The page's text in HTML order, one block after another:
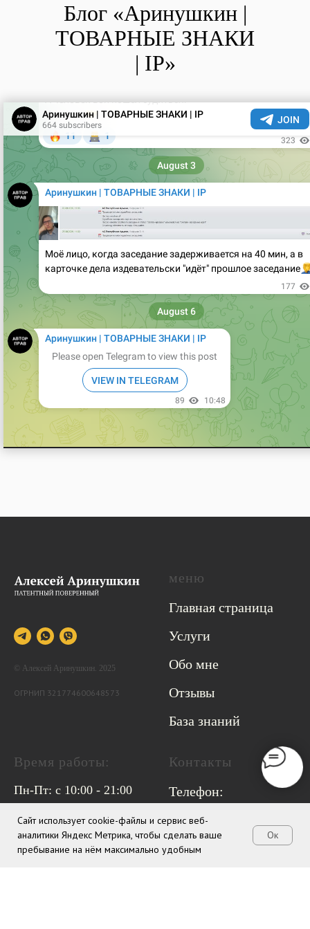
Сайт использует cookie-файлы и сервис веб-
аналитики Яндекс Метрика, чтобы сделать ваше
пребывание на нём максимально удобным
Ок
Блог «Аринушкин |
ТОВАРНЫЕ ЗНАКИ
| IP»
© Алексей Аринушкин. 2025
ОГРНИП 321774600648573
меню
Главная страница
Услуги
Обо мне
Отзывы
База знаний
Время работы:
Пн-Пт: с 10:00 - 21:00
Контакты
Телефон:
+7 977 328 66 39
(ассистент)